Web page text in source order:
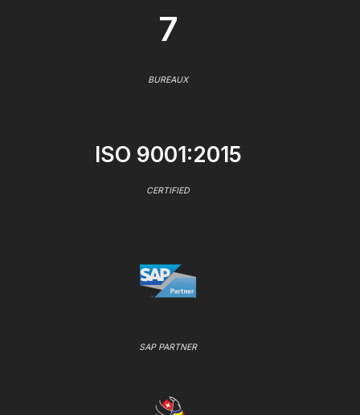
7
BUREAUX
ISO 9001:2015
CERTIFIED
SAP PARTNER